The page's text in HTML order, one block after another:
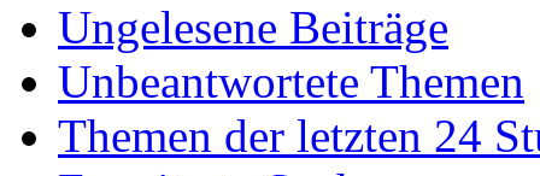
Ungelesene Beiträge
Unbeantwortete Themen
Themen der letzten 24